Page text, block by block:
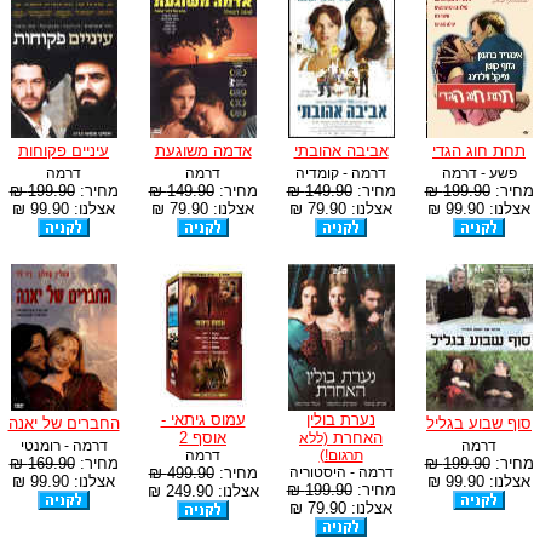
תחת חוג הגדי
פשע - דרמה
מחיר:199.90 ₪
אצלנו: 99.90 ₪
אביבה אהובתי
דרמה - קומדיה
מחיר:149.90 ₪
אצלנו: 79.90 ₪
אדמה משוגעת
דרמה
מחיר:149.90 ₪
אצלנו: 79.90 ₪
עיניים פקוחות
דרמה
מחיר:199.90 ₪
אצלנו: 99.90 ₪
סוף שבוע בגליל
דרמה
מחיר:199.90 ₪
אצלנו: 99.90 ₪
נערת בולין
האחרת (ללא
תרגום!)
דרמה - היסטוריה
מחיר:199.90 ₪
אצלנו: 79.90 ₪
עמוס גיתאי -
אוסף 2
דרמה
מחיר:499.90 ₪
אצלנו: 249.90 ₪
החברים של יאנה
דרמה - רומנטי
מחיר:169.90 ₪
אצלנו: 99.90 ₪